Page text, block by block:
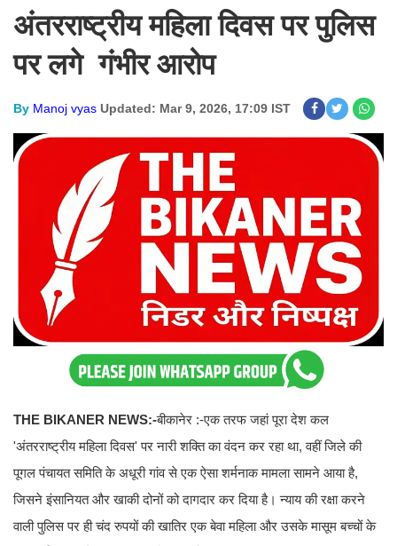
अंतरराष्ट्रीय महिला दिवस पर पुलिस
पर लगे गंभीर आरोप
By Manoj vyas Updated: Mar 9, 2026, 17:09 IST
THE BIKANER NEWS:-बीकानेर :-एक तरफ जहां पूरा देश कल
'अंतरराष्ट्रीय महिला दिवस' पर नारी शक्ति का वंदन कर रहा था, वहीं जिले की
पूगल पंचायत समिति के अधूरी गांव से एक ऐसा शर्मनाक मामला सामने आया है,
जिसने इंसानियत और खाकी दोनों को दागदार कर दिया है। न्याय की रक्षा करने
वाली पुलिस पर ही चंद रुपयों की खातिर एक बेवा महिला और उसके मासूम बच्चों के